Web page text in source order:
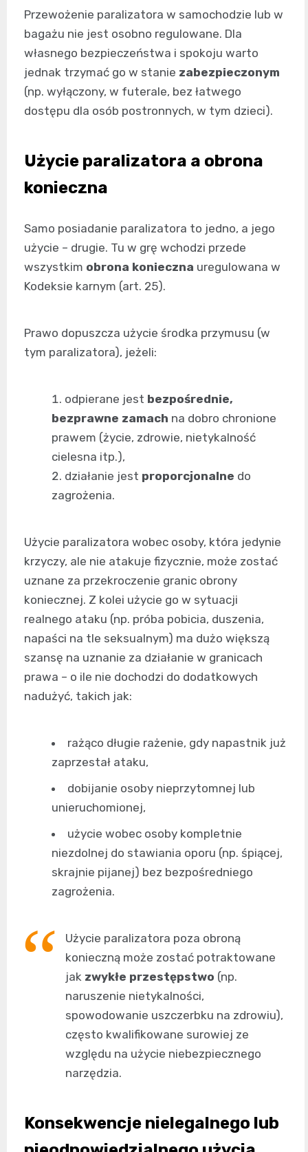
Przewożenie paralizatora w samochodzie lub w
bagażu nie jest osobno regulowane. Dla
własnego bezpieczeństwa i spokoju warto
jednak trzymać go w stanie zabezpieczonym
(np. wyłączony, w futerale, bez łatwego
dostępu dla osób postronnych, w tym dzieci).
Użycie paralizatora a obrona
konieczna
Samo posiadanie paralizatora to jedno, a jego
użycie – drugie. Tu w grę wchodzi przede
wszystkim obrona konieczna uregulowana w
Kodeksie karnym (art. 25).
Prawo dopuszcza użycie środka przymusu (w
tym paralizatora), jeżeli:
odpierane jest bezpośrednie,
bezprawne zamach na dobro chronione
prawem (życie, zdrowie, nietykalność
cielesna itp.),
działanie jest proporcjonalne do
zagrożenia.
Użycie paralizatora wobec osoby, która jedynie
krzyczy, ale nie atakuje fizycznie, może zostać
uznane za przekroczenie granic obrony
koniecznej. Z kolei użycie go w sytuacji
realnego ataku (np. próba pobicia, duszenia,
napaści na tle seksualnym) ma dużo większą
szansę na uznanie za działanie w granicach
prawa – o ile nie dochodzi do dodatkowych
nadużyć, takich jak:
rażąco długie rażenie, gdy napastnik już
zaprzestał ataku,
dobijanie osoby nieprzytomnej lub
unieruchomionej,
użycie wobec osoby kompletnie
niezdolnej do stawiania oporu (np. śpiącej,
skrajnie pijanej) bez bezpośredniego
zagrożenia.
Użycie paralizatora poza obroną
konieczną może zostać potraktowane
jak zwykłe przestępstwo (np.
naruszenie nietykalności,
spowodowanie uszczerbku na zdrowiu),
często kwalifikowane surowiej ze
względu na użycie niebezpiecznego
narzędzia.
Konsekwencje nielegalnego lub